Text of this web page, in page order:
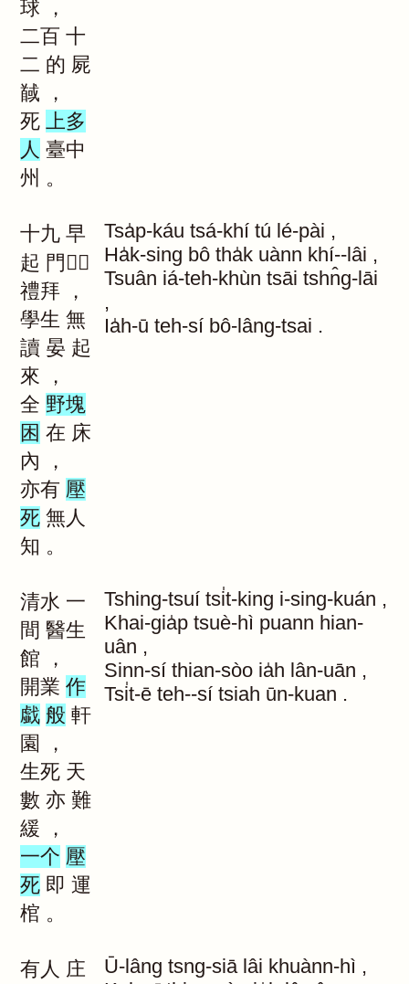
球
，
二百 十
二 的 屍
馘
，
死 上多
人 臺中
州 。
十九 早
起 門｜
禮拜
，
學生 無
讀 晏 起
來
，
全 野塊
困 在 床
內
，
亦有 壓
死 無人
知 。
Tsa̍p-káu tsá-khí tú lé-pài ,
Ha̍k-sing bô tha̍k uànn khí--lâi ,
Tsuân iá-teh-khùn tsāi tshn̂g-lāi
,
Ia̍h-ū teh-sí bô-lâng-tsai .
清水 一
間 醫生
館
，
開業 作
戱 般 軒
園
，
生死 天
數 亦 難
緩
，
一个 壓
死 即 運
棺 。
Tshing-tsuí tsi̍t-king i-sing-kuán ,
Khai-gia̍p tsuè-hì puann hian-
uân ,
Sinn-sí thian-sòo ia̍h lân-uān ,
Tsi̍t-ē teh--sí tsiah ūn-kuan .
有人 庄
Ū-lâng tsng-siā lâi khuànn-hì ,